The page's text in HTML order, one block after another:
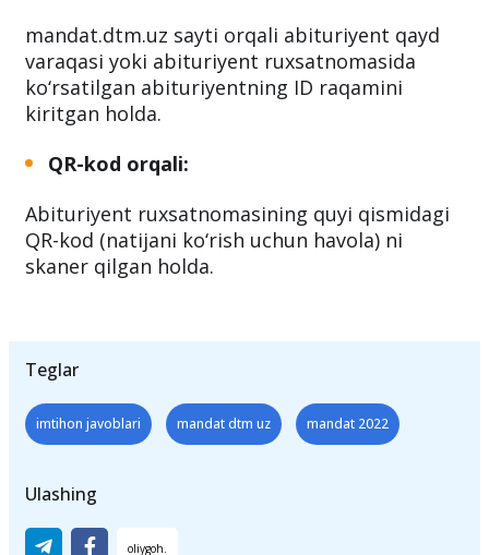
mandat.dtm.uz sayti orqali abituriyent qayd
varaqasi yoki abituriyent ruxsatnomasida
ko‘rsatilgan abituriyentning ID raqamini
kiritgan holda.
QR-kod orqali:
Abituriyent ruxsatnomasining quyi qismidagi
QR-kod (natijani ko‘rish uchun havola) ni
skaner qilgan holda.
Teglar
imtihon javoblari mandat dtm uz mandat 2022
Ulashing